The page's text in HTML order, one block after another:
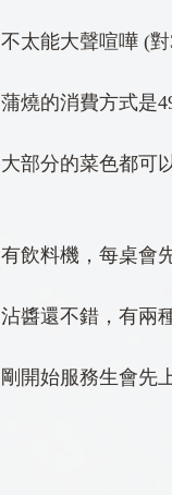
不太能大聲喧嘩 (
蒲燒的消費方式是
大部分的菜色都可
有飲料機，每桌會
沾醬還不錯，有兩
剛開始服務生會先